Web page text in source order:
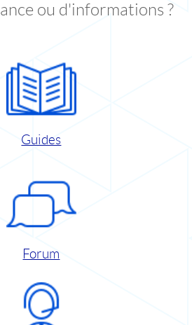
ou d'informations ?
Guides
Forum